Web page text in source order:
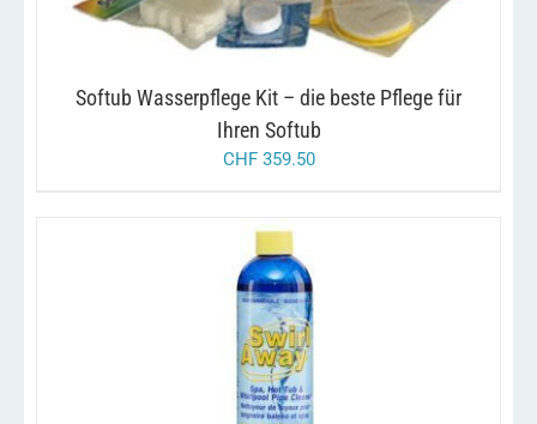
Softub Wasserpflege Kit – die beste Pflege für
Ihren Softub
CHF359.50
IN DEN WARENKORB /